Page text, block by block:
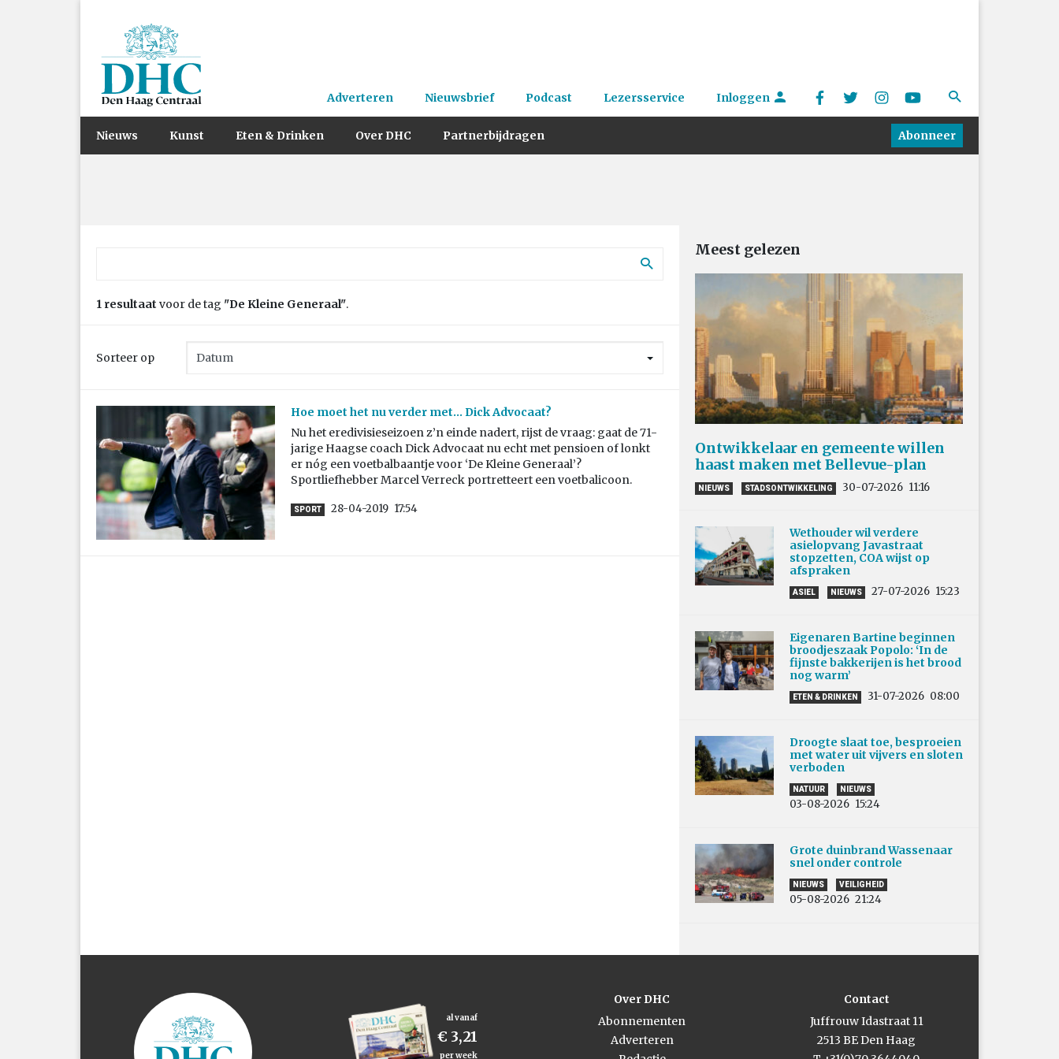
Adverteren Nieuwsbrief Podcast Lezersservice Inloggen
Nieuws Kunst Eten & Drinken Over DHC Partnerbijdragen Abonneer
1 resultaat voor de tag "De Kleine Generaal".
Sorteer op
Hoe moet het nu verder met… Dick Advocaat?
Nu het eredivisieseizoen z’n einde nadert, rijst de vraag: gaat de 71-
jarige Haagse coach Dick Advocaat nu echt met pensioen of lonkt
er nóg een voetbalbaantje voor ‘De Kleine Generaal’?
Sportliefhebber Marcel Verreck portretteert een voetbalicoon.
SPORT 28-04-2019 17:54
Meest gelezen
Ontwikkelaar en gemeente willen
haast maken met Bellevue-plan
NIEUWS STADSONTWIKKELING 30-07-2026 11:16
Wethouder wil verdere
asielopvang Javastraat
stopzetten, COA wijst op
afspraken
ASIEL NIEUWS 27-07-2026 15:23
Eigenaren Bartine beginnen
broodjeszaak Popolo: ‘In de
fijnste bakkerijen is het brood
nog warm’
ETEN & DRINKEN 31-07-2026 08:00
Droogte slaat toe, besproeien
met water uit vijvers en sloten
verboden
NATUUR NIEUWS
03-08-2026 15:24
Grote duinbrand Wassenaar
snel onder controle
NIEUWS VEILIGHEID
05-08-2026 21:24
al vanaf
€ 3,21
per week
Over DHC
Abonnementen
Adverteren
Contact
Juffrouw Idastraat 11
2513 BE Den Haag